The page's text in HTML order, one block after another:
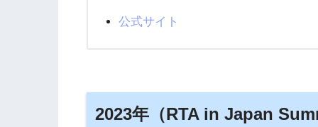
公式サイト
2023年（RTA in Japan